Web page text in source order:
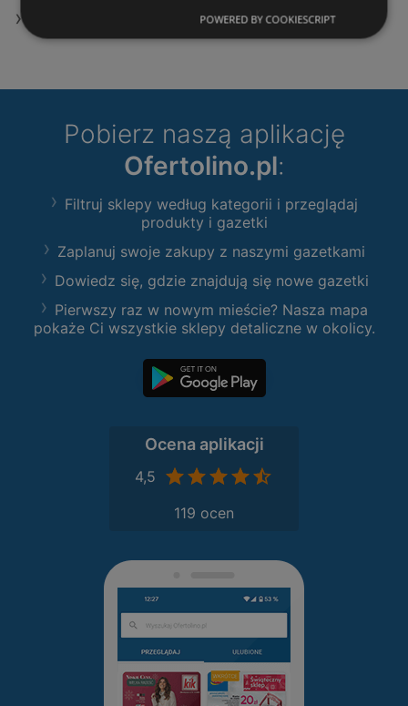
Pobierz naszą aplikację
Ofertolino.pl:
Filtruj sklepy według kategorii i przeglądaj
produkty i gazetki
Zaplanuj swoje zakupy z naszymi gazetkami
Dowiedz się, gdzie znajdują się nowe gazetki
Pierwszy raz w nowym mieście? Nasza mapa
pokaże Ci wszystkie sklepy detaliczne w okolicy.
Ocena aplikacji
4,5
119 ocen
POWERED BY COOKIESCRIPT